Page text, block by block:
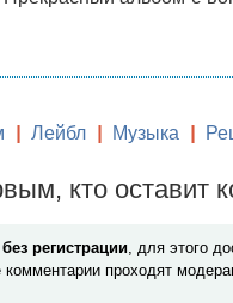
Лейбл Музыка
кто оставит
без регистрации, для этого
проходят